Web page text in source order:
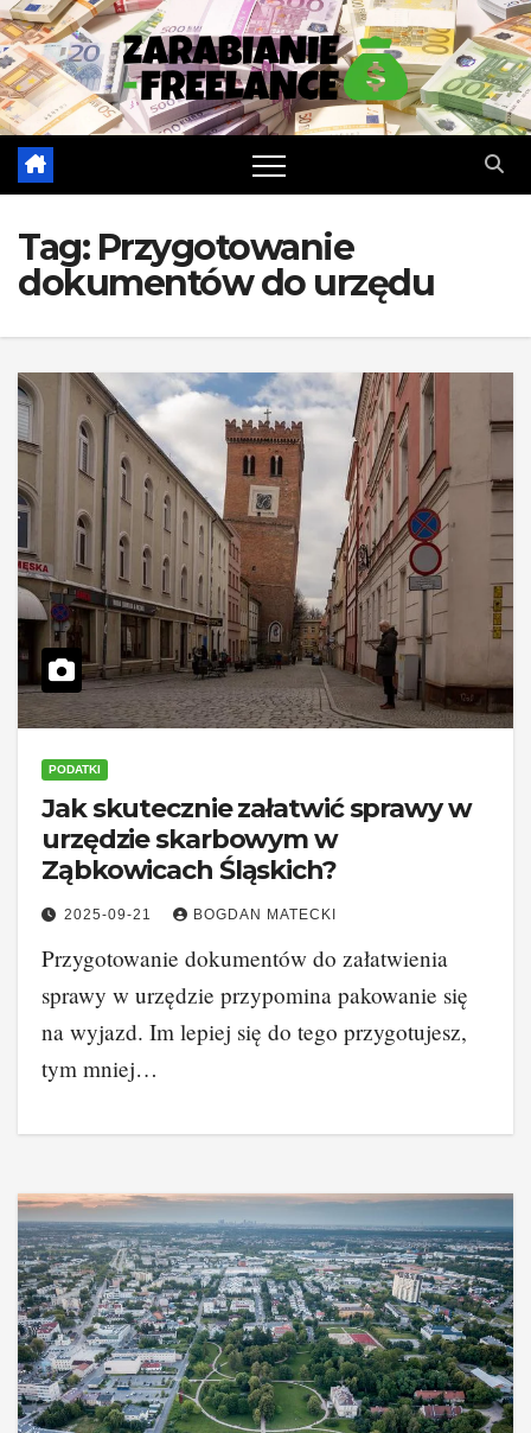
Skip
to
content
Tag: Przygotowanie
dokumentów do urzędu
PODATKI
Jak skutecznie załatwić sprawy w
urzędzie skarbowym w
Ząbkowicach Śląskich?
2025-09-21 BOGDAN MATECKI
Przygotowanie dokumentów do załatwienia
sprawy w urzędzie przypomina pakowanie się
na wyjazd. Im lepiej się do tego przygotujesz,
tym mniej…